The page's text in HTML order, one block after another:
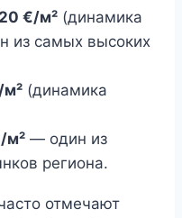
€/м² (динамика
из самых высоких
м² (динамика
м² — один из
региона.
отмечают